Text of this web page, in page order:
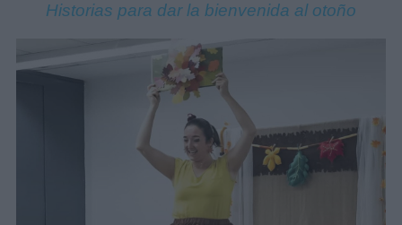
Historias para dar la bienvenida al otoño